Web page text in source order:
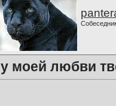
у моей любви